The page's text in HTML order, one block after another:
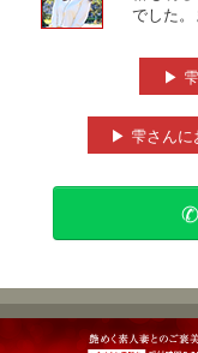
でした。
▶
▶ 雫さんに